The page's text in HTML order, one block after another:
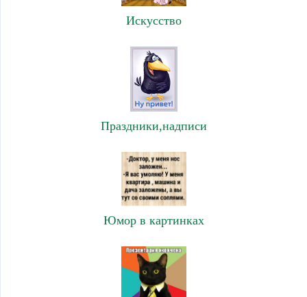
Искусство
Праздники,надписи
Юмор в картинках